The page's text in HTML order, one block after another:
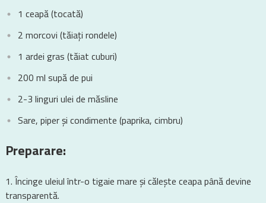
1 ceapă (tocată)
2 morcovi (tăiați rondele)
1 ardei gras (tăiat cuburi)
200 ml supă de pui
2-3 linguri ulei de măsline
Sare, piper și condimente (paprika, cimbru)
Preparare:
Încinge uleiul într-o tigaie mare și călește ceapa până devine
transparentă.